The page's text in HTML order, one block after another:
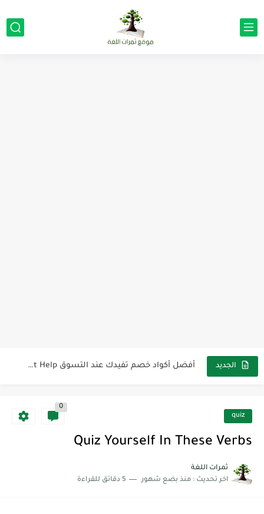
الجديد أهمية تعلم قواعد اللغة الإنجليزية | مكونات الجملة في اللغة...
شرح قسم القراءة لكل وحدات الكتاب Super Goal 3 -... quiz
0
Quiz Yourself In These Verbs
ثمرات اللغة
اخر تحديث : منذ بضع شهور 5 دقائق للقراءة